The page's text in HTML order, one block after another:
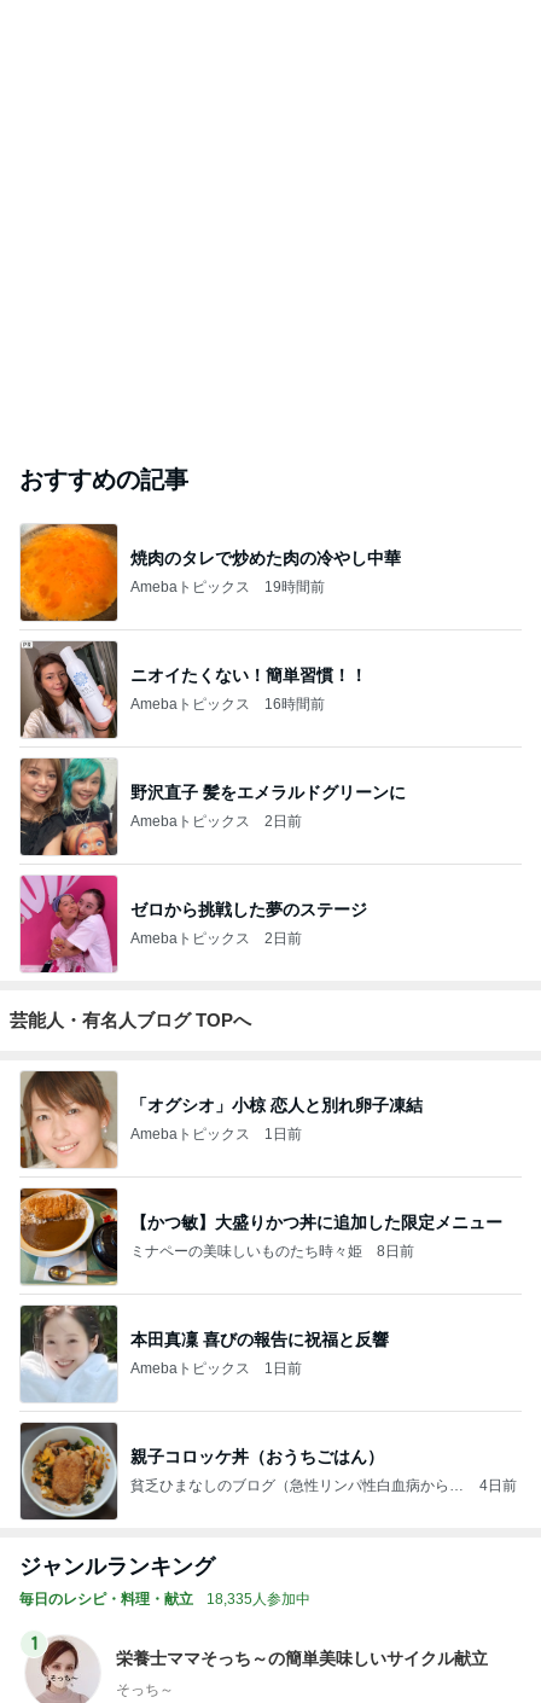
おすすめの記事
焼肉のタレで炒めた肉の冷やし中華
Amebaトピックス 19時間前
ニオイたくない！簡単習慣！！
Amebaトピックス 16時間前
野沢直子 髪をエメラルドグリーンに
Amebaトピックス 2日前
ゼロから挑戦した夢のステージ
Amebaトピックス 2日前
芸能人・有名人ブログ TOPへ
「オグシオ」小椋 恋人と別れ卵子凍結
Amebaトピックス 1日前
【かつ敏】大盛りかつ丼に追加した限定メニュー
ミナペーの美味しいものたち時々姫 8日前
本田真凜 喜びの報告に祝福と反響
Amebaトピックス 1日前
親子コロッケ丼（おうちごはん）
貧乏ひまなしのブログ（急性リンパ性白血病から回
4日前
ジャンルランキング
毎日のレシピ・料理・献立 18,335人参加中
1
栄養士ママそっち～の簡単美味しいサイクル献立
そっち～